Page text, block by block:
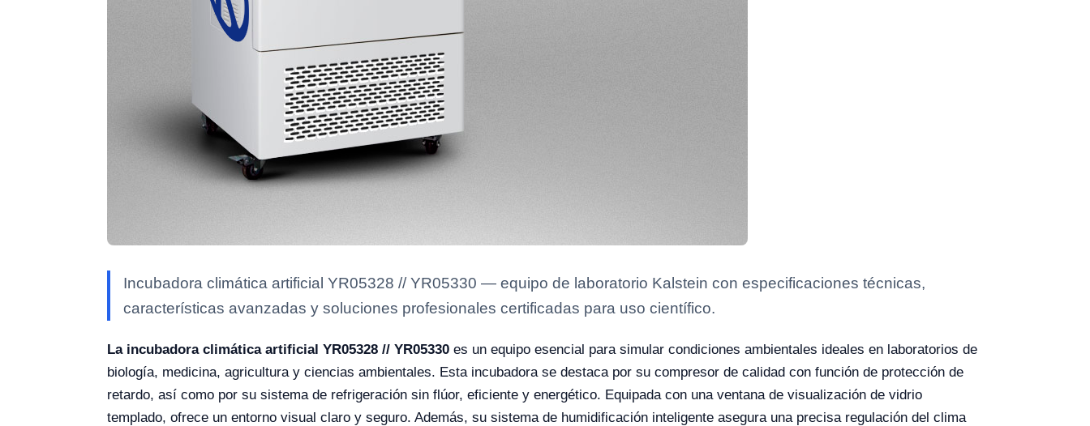
Incubadora climática artificial YR05328 // YR05330 — equipo de laboratorio Kalstein con especificaciones técnicas,
características avanzadas y soluciones profesionales certificadas para uso científico.
La incubadora climática artificial YR05328 // YR05330 es un equipo esencial para simular condiciones ambientales ideales en laboratorios de
biología, medicina, agricultura y ciencias ambientales. Esta incubadora se destaca por su compresor de calidad con función de protección de
retardo, así como por su sistema de refrigeración sin flúor, eficiente y energético. Equipada con una ventana de visualización de vidrio
templado, ofrece un entorno visual claro y seguro. Además, su sistema de humidificación inteligente asegura una precisa regulación del clima